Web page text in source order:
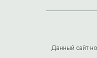
Данный сайт